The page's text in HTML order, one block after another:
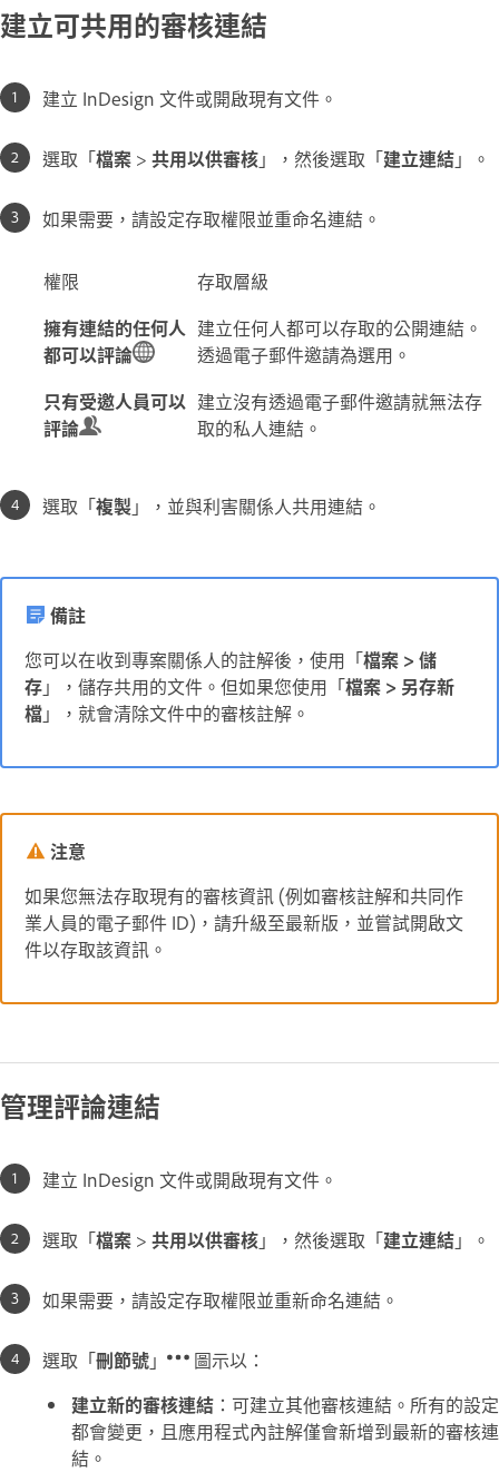
建立可共用的審核連結
建立 InDesign 文件或開啟現有文件。
選取「檔案 > 共用以供審核」，然後選取「建立連結」。
如果需要，請設定存取權限並重命名連結。
權限
存取層級
擁有連結的任何人
都可以評論
建立任何人都可以存取的公開連結。
透過電子郵件邀請為選用。
只有受邀人員可以
評論
建立沒有透過電子郵件邀請就無法存
取的私人連結。
選取「複製」，並與利害關係人共用連結。
備註
您可以在收到專案關係人的註解後，使用「檔案 > 儲
存」，儲存共用的文件。但如果您使用「檔案 > 另存新
檔」，就會清除文件中的審核註解。
注意
如果您無法存取現有的審核資訊 (例如審核註解和共同作
業人員的電子郵件 ID)，請升級至最新版，並嘗試開啟文
件以存取該資訊。
管理評論連結
建立 InDesign 文件或開啟現有文件。
選取「檔案 > 共用以供審核」，然後選取「建立連結」。
如果需要，請設定存取權限並重新命名連結。
選取「刪節號」
圖示以：
建立新的審核連結 ：可建立其他審核連結。所有的設定
都會變更，且應用程式內註解僅會新增到最新的審核連
結。